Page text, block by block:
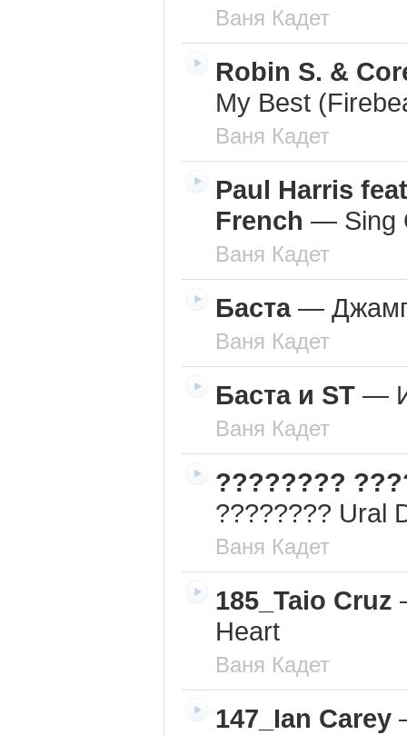
Ваня Кадет
Robin S. &
My Best
Ваня Кадет
Paul Harris
French — Sing
Ваня Кадет
Баста—
Ваня Кадет
Баста и ST —
Ваня Кадет
????????
???????? Ural
Ваня Кадет
185_Taio Cruz
Heart
Ваня Кадет
147_Ian Carey